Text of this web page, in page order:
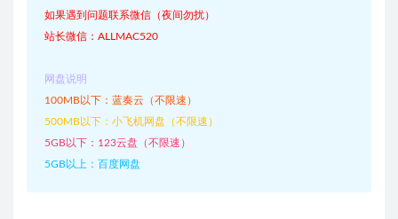
如果遇到问题联系微信（夜间勿扰）
站长微信：ALLMAC520
网盘说明
100MB以下：蓝奏云（不限速）
500MB以下：小飞机网盘（不限速）
5GB以下：123云盘（不限速）
5GB以上：百度网盘